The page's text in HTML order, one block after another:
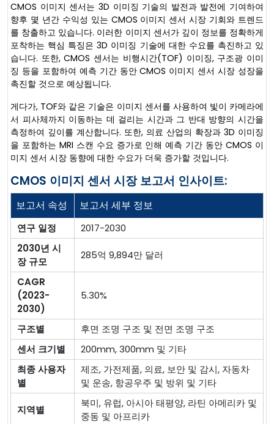
CMOS 이미지 센서는 3D 이미징 기술의 발전과 발전에 기여하여
향후 몇 년간 수익성 있는 CMOS 이미지 센서 시장 기회와 트렌드
를 창출하고 있습니다. 이러한 이미지 센서가 깊이 정보를 정확하게
포착하는 핵심 특징은 3D 이미징 기술에 대한 수요를 촉진하고 있
습니다. 또한, CMOS 센서는 비행시간(TOF) 이미징, 구조광 이미
징 등을 포함하여 예측 기간 동안 CMOS 이미지 센서 시장 성장을
촉진할 것으로 예상됩니다.
게다가, TOF와 같은 기술은 이미지 센서를 사용하여 빛이 카메라에
서 피사체까지 이동하는 데 걸리는 시간과 그 반대 방향의 시간을
측정하여 깊이를 계산합니다. 또한, 의료 산업의 확장과 3D 이미징
을 포함하는 MRI 스캔 수요 증가로 인해 예측 기간 동안 CMOS 이
미지 센서 시장 동향에 대한 수요가 더욱 증가할 것입니다.
CMOS 이미지 센서 시장 보고서 인사이트:
보고서 속성 보고서 세부 정보
연구 일정
2017-2030
2030년 시
장 규모
285억 9,894만 달러
CAGR
(2023-
2030)
5.30%
구조별
후면 조명 구조 및 전면 조명 구조
센서 크기별
200mm, 300mm 및 기타
최종 사용자
별
제조, 가전제품, 의료, 보안 및 감시, 자동차
및 운송, 항공우주 및 방위 및 기타
지역별
북미, 유럽, 아시아 태평양, 라틴 아메리카 및
중동 및 아프리카